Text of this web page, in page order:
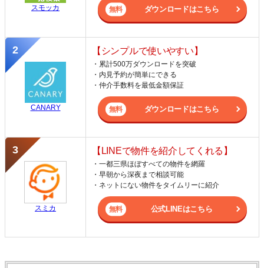
スモッカ ダウンロードはこちら
CANARY
【シンプルで使いやすい】
・累計500万ダウンロードを突破
・内見予約が簡単にできる
・仲介手数料を最低金額保証
ダウンロードはこちら
スミカ
【LINEで物件を紹介してくれる】
・一都三県ほぼすべての物件を網羅
・早朝から深夜まで相談可能
・ネットにない物件をタイムリーに紹介
公式LINEはこちら